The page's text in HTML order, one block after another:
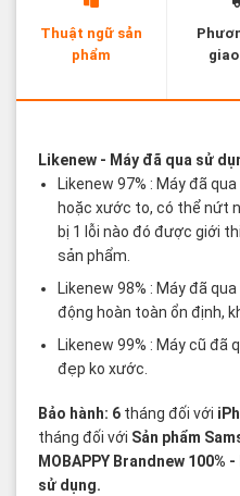
Thuật ngữ sản
phẩm
Likenew- Máy đã qua sử
Likenew 97% : Máy đã
hoặc xước to, có thể nứt
bị 1 lỗi nào đó được giới
sản phẩm.
Likenew 98% : Máy đã
động hoàn toàn ổn định,
Likenew 99% : Máy cũ đã
đẹp ko xước.
Bảo hành: 6 tháng đối với
tháng đối với Sản phẩm
MOBAPPY Brandnew 100% -
sử dụng.